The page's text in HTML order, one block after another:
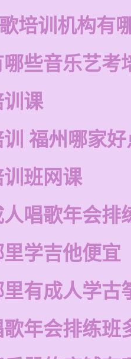
培训机构有
些音乐艺考
课
福州哪家好
班网课
唱歌年会排
学吉他便宜
有成人学古
年会排练班